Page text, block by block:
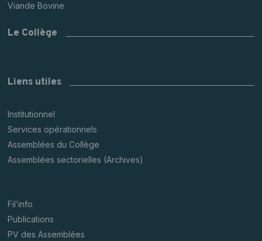
Viande Bovine
Le Collège
Liens utiles
Institutionnel
Services opérationnels
Assemblées du Collège
Assemblées sectorielles (Archives)
Fil’info
Publications
PV des Assemblées